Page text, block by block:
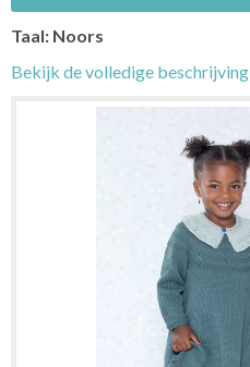
Taal: Noors
Bekijk de volledige beschrijving